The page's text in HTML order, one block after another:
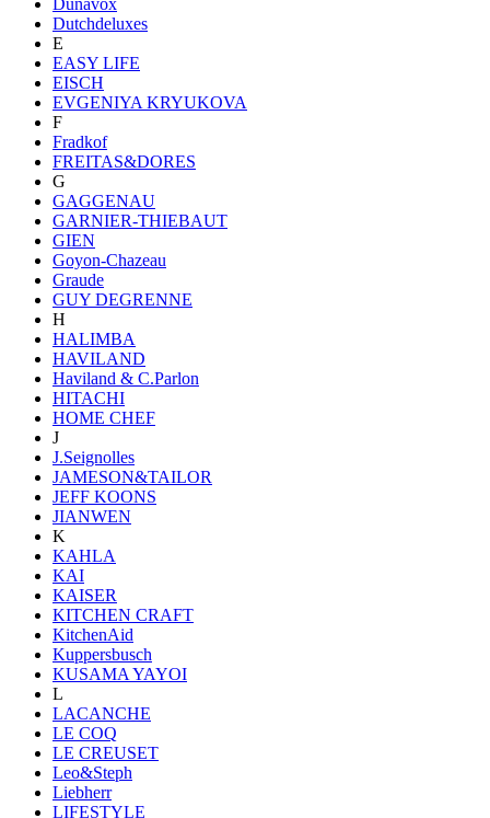
Dutchdeluxes
E
EASY LIFE
EISCH
EVGENIYA KRYUKOVA
F
Fradkof
FREITAS&DORES
G
GAGGENAU
GARNIER-THIEBAUT
GIEN
Goyon-Chazeau
Graude
GUY DEGRENNE
H
HALIMBA
HAVILAND
Haviland & C.Parlon
HITACHI
HOME CHEF
J
J.Seignolles
JAMESON&TAILOR
JEFF KOONS
JIANWEN
K
KAHLA
KAI
KAISER
KITCHEN CRAFT
KitchenAid
Kuppersbusch
KUSAMA YAYOI
L
LACANCHE
LE COQ
LE CREUSET
Leo&Steph
Liebherr
LIFESTYLE